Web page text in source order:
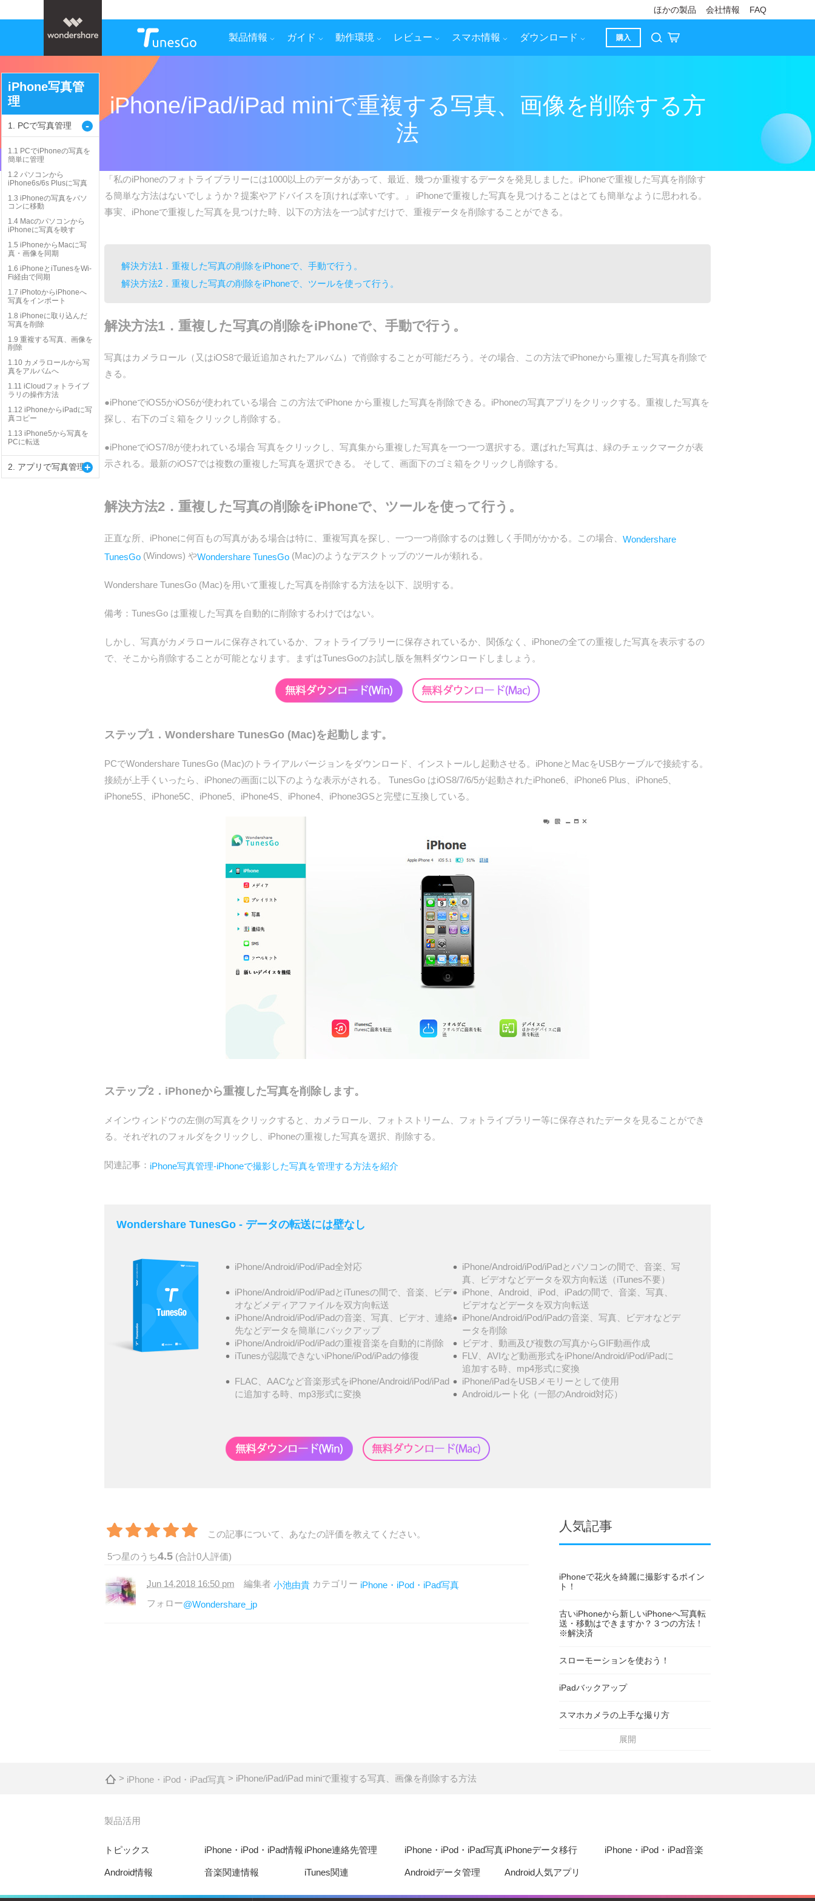
ほかの製品 会社情報 FAQ
製品情報 ガイド 動作環境 レビュー スマホ情報 ダウンロード 購入
iPhone/iPad/iPad miniで重複する写真、画像を削除する方
法
「私のiPhoneのフォトライブラリーには1000以上のデータがあって、最近、幾つか重複するデータを発見しました。iPhoneで重複した写真を削除す
る簡単な方法はないでしょうか？提案やアドバイスを頂ければ幸いです。」 iPhoneで重複した写真を見つけることはとても簡単なように思われる。
事実、iPhoneで重複した写真を見つけた時、以下の方法を一つ試すだけで、重複データを削除することができる。
解決方法1．重複した写真の削除をiPhoneで、手動で行う。
解決方法2．重複した写真の削除をiPhoneで、ツールを使って行う。
解決方法1．重複した写真の削除をiPhoneで、手動で行う。
写真はカメラロール（又はiOS8で最近追加されたアルバム）で削除することが可能だろう。その場合、この方法でiPhoneから重複した写真を削除で
きる。
●iPhoneでiOS5かiOS6が使われている場合 この方法でiPhone から重複した写真を削除できる。iPhoneの写真アプリをクリックする。重複した写真を
探し、右下のゴミ箱をクリックし削除する。
●iPhoneでiOS7/8が使われている場合 写真をクリックし、写真集から重複した写真を一つ一つ選択する。選ばれた写真は、緑のチェックマークが表
示される。最新のiOS7では複数の重複した写真を選択できる。 そして、画面下のゴミ箱をクリックし削除する。
解決方法2．重複した写真の削除をiPhoneで、ツールを使って行う。
正直な所、iPhoneに何百もの写真がある場合は特に、重複写真を探し、一つ一つ削除するのは難しく手間がかかる。この場合、 Wondershare
TunesGo (Windows) やWondershare TunesGo (Mac)のようなデスクトップのツールが頼れる。
Wondershare TunesGo (Mac)を用いて重複した写真を削除する方法を以下、説明する。
備考：TunesGo は重複した写真を自動的に削除するわけではない。
しかし、写真がカメラロールに保存されているか、フォトライブラリーに保存されているか、関係なく、iPhoneの全ての重複した写真を表示するの
で、そこから削除することが可能となります。まずはTunesGoのお試し版を無料ダウンロードしましょう。
ステップ1．Wondershare TunesGo (Mac)を起動します。
PCでWondershare TunesGo (Mac)のトライアルバージョンをダウンロード、インストールし起動させる。iPhoneとMacをUSBケーブルで接続する。
接続が上手くいったら、iPhoneの画面に以下のような表示がされる。 TunesGo はiOS8/7/6/5が起動されたiPhone6、iPhone6 Plus、iPhone5、
iPhone5S、iPhone5C、iPhone5、iPhone4S、iPhone4、iPhone3GSと完璧に互換している。
ステップ2．iPhoneから重複した写真を削除します。
メインウィンドウの左側の写真をクリックすると、カメラロール、フォトストリーム、フォトライブラリー等に保存されたデータを見ることができ
る。それぞれのフォルダをクリックし、iPhoneの重複した写真を選択、削除する。
関連記事： iPhone写真管理-iPhoneで撮影した写真を管理する方法を紹介
Wondershare TunesGo - データの転送には壁なし
iPhone/Android/iPod/iPad全対応
iPhone/Android/iPod/iPadとパソコンの間で、音楽、写
真、ビデオなどデータを双方向転送（iTunes不要）
iPhone/Android/iPod/iPadとiTunesの間で、音楽、ビデ
オなどメディアファイルを双方向転送
iPhone、Android、iPod、iPadの間で、音楽、写真、
ビデオなどデータを双方向転送
iPhone/Android/iPod/iPadの音楽、写真、ビデオ、連絡
先などデータを簡単にバックアップ
iPhone/Android/iPod/iPadの音楽、写真、ビデオなどデ
ータを削除
iPhone/Android/iPod/iPadの重複音楽を自動的に削除
ビデオ、動画及び複数の写真からGIF動画作成
iTunesが認識できないiPhone/iPod/iPadの修復
FLV、AVIなど動画形式をiPhone/Android/iPod/iPadに
追加する時、mp4形式に変換
FLAC、AACなど音楽形式をiPhone/Android/iPod/iPad
に追加する時、mp3形式に変換
iPhone/iPadをUSBメモリーとして使用
Androidルート化（一部のAndroid対応）
iPhone写真管
理
1. PCで写真管理 -
1.1 PCでiPhoneの写真を
簡単に管理
1.2 パソコンから
iPhone6s/6s Plusに写真
1.3 iPhoneの写真をパソ
コンに移動
1.4 Macのパソコンから
iPhoneに写真を映す
1.5 iPhoneからMacに写
真・画像を同期
1.6 iPhoneとiTunesをWi-
Fi経由で同期
1.7 iPhotoからiPhoneへ
写真をインポート
1.8 iPhoneに取り込んだ
写真を削除
1.9 重複する写真、画像を
削除
1.10 カメラロールから写
真をアルバムへ
1.11 iCloudフォトライブ
ラリの操作方法
1.12 iPhoneからiPadに写
真コピー
1.13 iPhone5から写真を
PCに転送
2. アプリで写真管理+
この記事について、あなたの評価を教えてください。
5つ星のうち4.5 (合計0 人評価)
Jun 14,2018 16:50 pm 編集者 小池由貴 カテゴリー iPhone・iPod・iPad写真
フォロー@Wondershare_jp
人気記事
iPhoneで花火を綺麗に撮影するポイン
ト！
古いiPhoneから新しいiPhoneへ写真転
送・移動はできますか？３つの方法！
※解決済
スローモーションを使おう！
iPadバックアップ
スマホカメラの上手な撮り方
展開
> iPhone・iPod・iPad写真 > iPhone/iPad/iPad miniで重複する写真、画像を削除する方法
製品活用
トピックス iPhone・iPod・iPad情報 iPhone連絡先管理 iPhone・iPod・iPad写真iPhoneデータ移行 iPhone・iPod・iPad音楽
Android情報 音楽関連情報 iTunes関連 Androidデータ管理 Android人気アプリ